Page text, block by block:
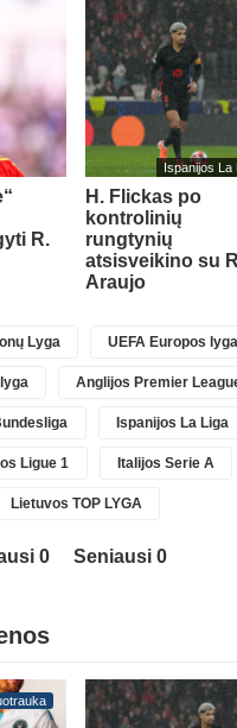
R.
Ispanijos La
H. Flickas po
kontrolinių
rungtynių
atsisveikino su
Araujo
Lyga UEFA Europos lyga
Anglijos Premier
Ispanijos La Liga
Ligue 1 Italijos Serie A
Lietuvos TOP LYGA
0
Seniausi 0